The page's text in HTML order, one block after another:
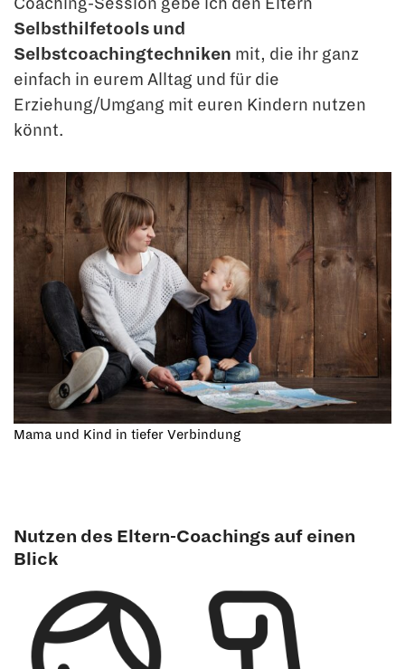
Selbsthilfetools und
Selbstcoachingtechniken mit, die ihr ganz
einfach in eurem Alltag und für die
Erziehung/Umgang mit euren Kindern nutzen
könnt.
Mama und Kind in tiefer Verbindung
Nutzen des Eltern-Coachings auf einen
Blick